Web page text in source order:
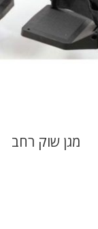
מגן שוק רחב